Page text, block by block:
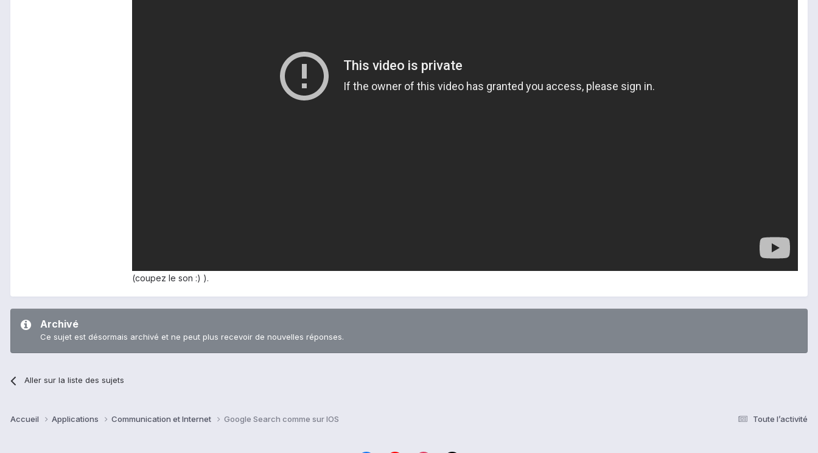
(coupez le son :) ).
Archivé
Ce sujet est désormais archivé et ne peut plus recevoir de nouvelles réponses.
Aller sur la liste des sujets
Toute l’activité
Accueil Applications Communication et Internet Google Search comme sur IOS